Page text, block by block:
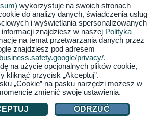
gry bezpłatne?
grać razem online?
pobierać gry za darmo?
za darmo na PC?
wykorzystuje na swoich stronach
do analizy danych, świadczenia usług
i wyświetlania spersonalizowanych
znajdziesz w naszej Polityka
na temat przetwarzania danych przez
znajdziesz pod adresem
privacy/.
na użycie opcjonalnych plików cookie,
kliknąć przycisk „Akceptuj”.
„Cookie” na pasku narzędzi możesz w
zmienić swoje ustawienia.
ODRZUĆ